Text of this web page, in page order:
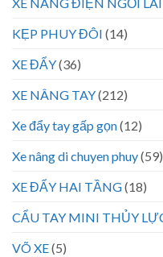
KẸP PHUY ĐÔI (14)
XE ĐẨY(36)
XE NÂNG TAY(212)
Xe đẩy tay gấp gọn(12)
Xe nâng di chuyen phuy(59)
XE ĐẨY HAI TẦNG(18)
CẨU TAY MINI THỦY
VÕ XE(5)